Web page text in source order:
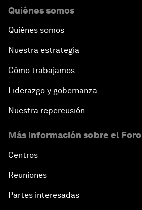
Quiénes somos
Quiénes somos
Nuestra estrategia
Cómo trabajamos
Liderazgo y gobernanza
Nuestra repercusión
Más información sobre el Foro
Centros
Reuniones
Partes interesadas